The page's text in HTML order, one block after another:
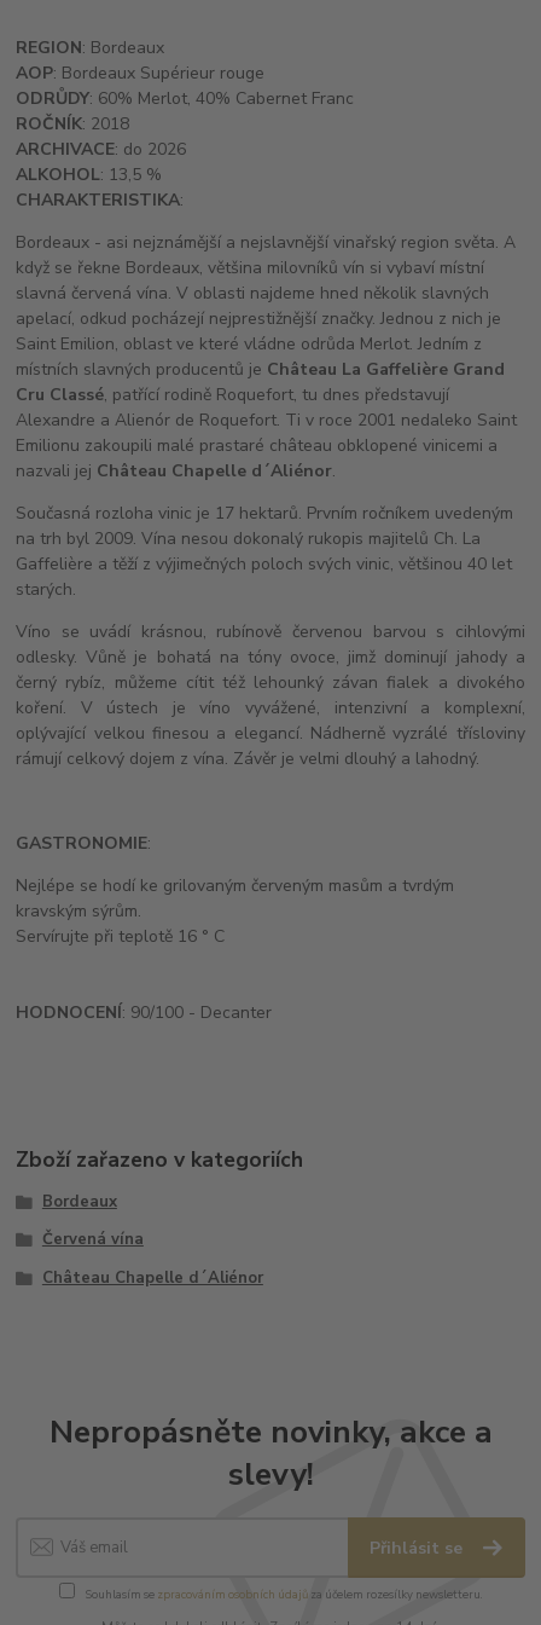
REGION: Bordeaux
AOP: Bordeaux Supérieur rouge
ODRŮDY: 60% Merlot, 40% Cabernet Franc
ROČNÍK: 2018
ARCHIVACE: do 2026
ALKOHOL: 13,5 %
CHARAKTERISTIKA:
Bordeaux - asi nejznámější a nejslavnější vinařský region světa. A
když se řekne Bordeaux, většina milovníků vín si vybaví místní
slavná červená vína. V oblasti najdeme hned několik slavných
apelací, odkud pocházejí nejprestižnější značky. Jednou z nich je
Saint Emilion, oblast ve které vládne odrůda Merlot. Jedním z
místních slavných producentů je Château La Gaffelière Grand
Cru Classé, patřící rodině Roquefort, tu dnes představují
Alexandre a Alienór de Roquefort. Ti v roce 2001 nedaleko Saint
Emilionu zakoupili malé prastaré château obklopené vinicemi a
nazvali jej Château Chapelle d´Aliénor.
Současná rozloha vinic je 17 hektarů. Prvním ročníkem uvedeným
na trh byl 2009. Vína nesou dokonalý rukopis majitelů Ch. La
Gaffelière a těží z výjimečných poloch svých vinic, většinou 40 let
starých.
Víno se uvádí krásnou, rubínově červenou barvou s cihlovými
odlesky. Vůně je bohatá na tóny ovoce, jimž dominují jahody a
černý rybíz, můžeme cítit též lehounký závan fialek a divokého
koření. V ústech je víno vyvážené, intenzivní a komplexní,
oplývající velkou finesou a elegancí. Nádherně vyzrálé třísloviny
rámují celkový dojem z vína. Závěr je velmi dlouhý a lahodný.
GASTRONOMIE:
Nejlépe se hodí ke grilovaným červeným masům a tvrdým
kravským sýrům.
Servírujte při teplotě 16 ° C
HODNOCENÍ: 90/100 - Decanter
Zboží zařazeno v kategoriích
Bordeaux
Červená vína
Château Chapelle d´Aliénor
Nepropásněte novinky, akce a
slevy!
Přihlásit se
Souhlasím se zpracováním osobních údajůza účelem rozesílky newsletteru.